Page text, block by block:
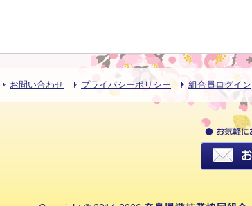
お問い合わせ プライバシーポリシー 組合員ログイン